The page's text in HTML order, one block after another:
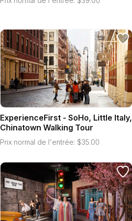
ExperienceFirst - SoHo, Little Italy,
Chinatown Walking Tour
Prix normal de l'entrée: $35.00